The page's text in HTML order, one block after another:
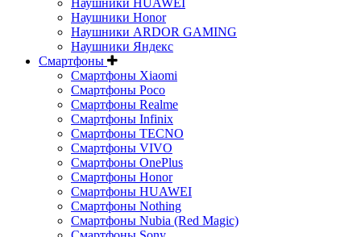
Наушники HUAWEI
Наушники Honor
Наушники ARDOR GAMING
Наушники Яндекс
Смартфоны
Смартфоны Xiaomi
Смартфоны Poco
Смартфоны Realme
Смартфоны Infinix
Смартфоны TECNO
Смартфоны VIVO
Смартфоны OnePlus
Смартфоны Honor
Смартфоны HUAWEI
Смартфоны Nothing
Смартфоны Nubia (Red Magic)